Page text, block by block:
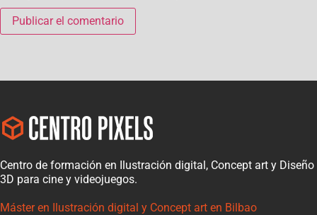
Centro de formación en Ilustración digital, Concept art y Diseño
3D para cine y videojuegos.
Máster en Ilustración digital y Concept art en Bilbao